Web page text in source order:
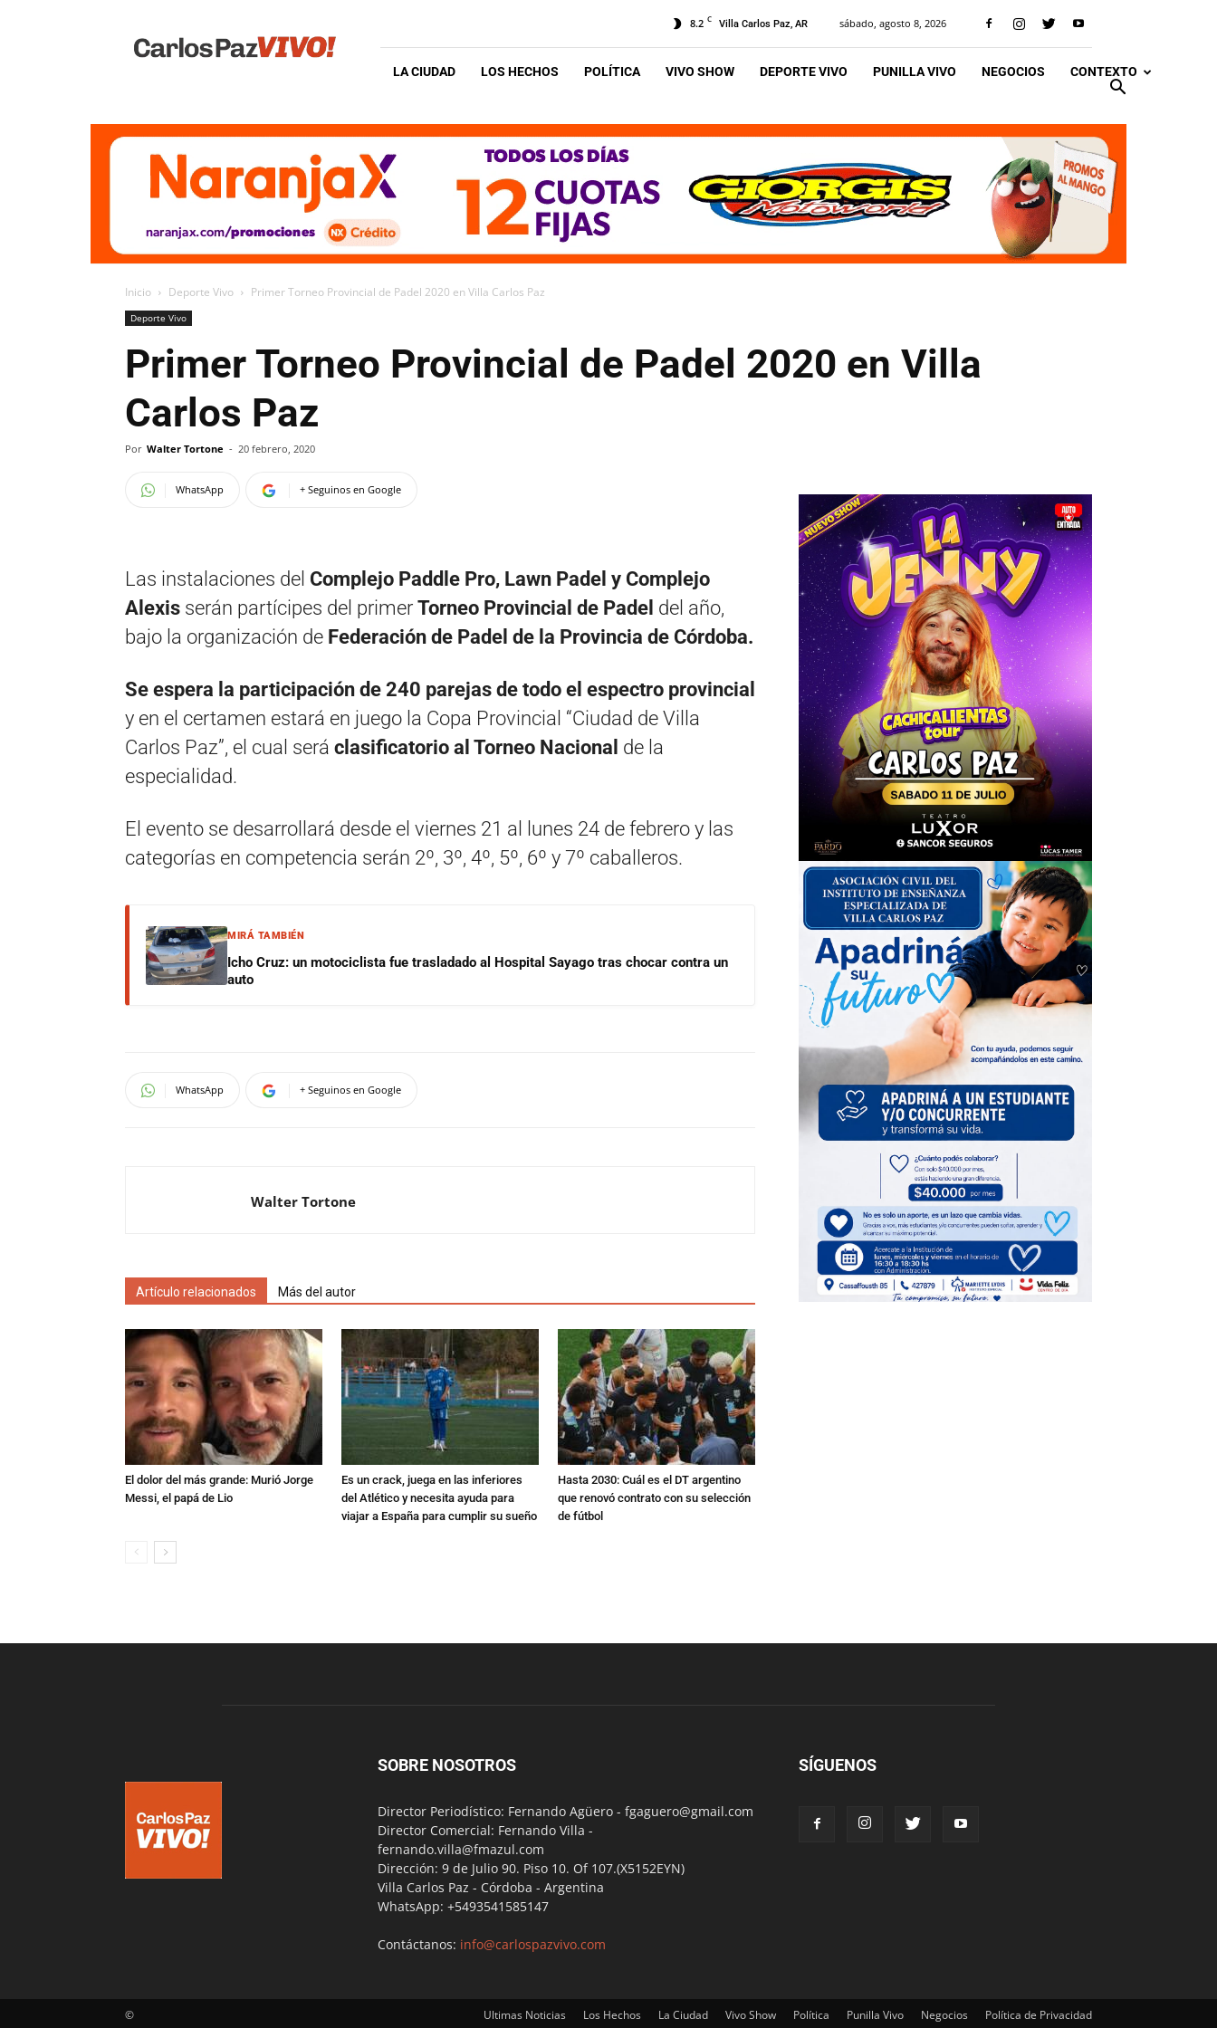
Vivo
8.2 C Villa Carlos Paz, AR sábado, agosto 8, 2026
LA CIUDAD LOS HECHOS POLÍTICA VIVO SHOW DEPORTE VIVO PUNILLA VIVO NEGOCIOS CONTEXTO
Inicio Deporte Vivo Primer Torneo Provincial de Padel 2020 en Villa Carlos Paz
Deporte Vivo
Primer Torneo Provincial de Padel 2020 en Villa
Carlos Paz
Por Walter Tortone - 20 febrero, 2020
WhatsApp + Seguinos en Google
Las instalaciones del Complejo Paddle Pro, Lawn Padel y Complejo
Alexis serán partícipes del primer Torneo Provincial de Padel del año,
bajo la organización de Federación de Padel de la Provincia de Córdoba.
Se espera la participación de 240 parejas de todo el espectro provincial
y en el certamen estará en juego la Copa Provincial “Ciudad de Villa
Carlos Paz”, el cual será clasificatorio al Torneo Nacional de la
especialidad.
El evento se desarrollará desde el viernes 21 al lunes 24 de febrero y las
categorías en competencia serán 2º, 3º, 4º, 5º, 6º y 7º caballeros.
MIRÁ TAMBIÉN
Icho Cruz: un motociclista fue trasladado al Hospital Sayago tras chocar contra un
auto
WhatsApp + Seguinos en Google
Walter Tortone
Artículo relacionados Más del autor
El dolor del más grande: Murió Jorge
Messi, el papá de Lio
Es un crack, juega en las inferiores
del Atlético y necesita ayuda para
viajar a España para cumplir su sueño
Hasta 2030: Cuál es el DT argentino
que renovó contrato con su selección
de fútbol
SOBRE NOSOTROS
Director Periodístico: Fernando Agüero - fgaguero@gmail.com
Director Comercial: Fernando Villa -
fernando.villa@fmazul.com
Dirección: 9 de Julio 90. Piso 10. Of 107.(X5152EYN)
Villa Carlos Paz - Córdoba - Argentina
WhatsApp: +5493541585147
Contáctanos: info@carlospazvivo.com
SÍGUENOS
Ultimas Noticias Los Hechos La Ciudad Vivo Show Política Punilla Vivo Negocios Política de Privacidad
©